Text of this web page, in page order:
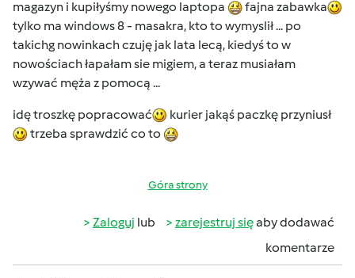
magazyn i kupiłyśmy nowego laptopa
fajna zabawka
tylko ma windows 8 - masakra, kto to wymyslił ... po
takichg nowinkach czuję jak lata lecą, kiedyś to w
nowościach łapałam sie migiem, a teraz musiałam
wzywać męża z pomocą ...
idę troszkę popracować
kurier jakąś paczkę przyniusł
trzeba sprawdzić co to
Góra strony
Zaloguj lub zarejestruj sięaby dodawać
komentarze